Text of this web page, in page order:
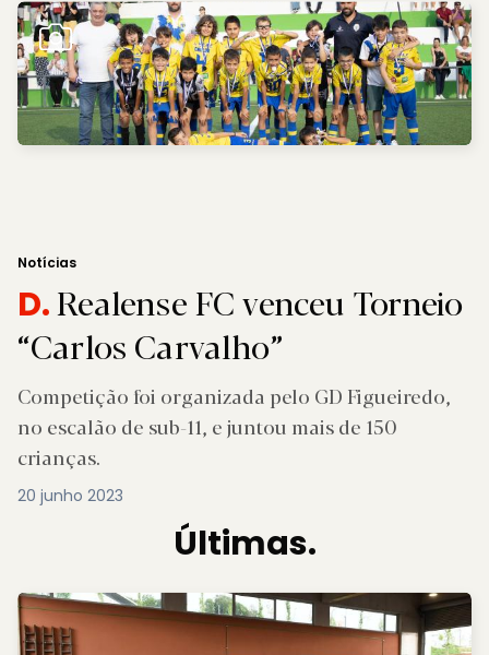
Notícias
D.Realense FC venceu Torneio
“Carlos Carvalho”
Competição foi organizada pelo GD Figueiredo,
no escalão de sub-11, e juntou mais de 150
crianças.
20 junho 2023
Últimas.